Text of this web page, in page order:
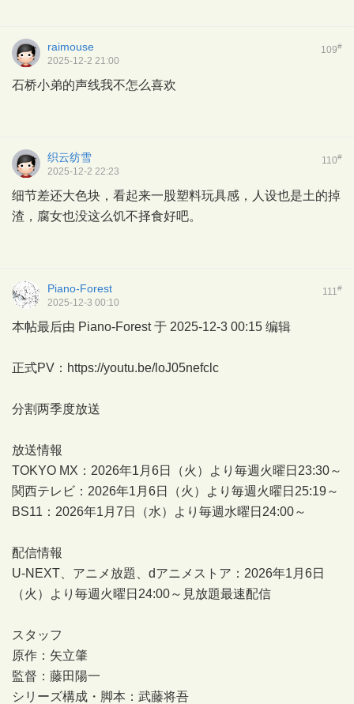
109#
raimouse
2025-12-2 21:00
石桥小弟的声线我不怎么喜欢
110#
织云纺雪
2025-12-2 22:23
细节差还大色块，看起来一股塑料玩具感，人设也是土的掉
渣，腐女也没这么饥不择食好吧。
111#
Piano-Forest
2025-12-3 00:10
本帖最后由 Piano-Forest 于 2025-12-3 00:15 编辑
正式PV： https://youtu.be/loJ05nefclc
分割两季度放送
放送情報
TOKYO MX：2026年1月6日（火）より毎週火曜日23:30～
関西テレビ：2026年1月6日（火）より毎週火曜日25:19～
BS11：2026年1月7日（水）より毎週水曜日24:00～
配信情報
U-NEXT、アニメ放題、dアニメストア：2026年1月6日
（火）より毎週火曜日24:00～見放題最速配信
スタッフ
原作：矢立肇
監督：藤田陽一
シリーズ構成・脚本：武藤将吾